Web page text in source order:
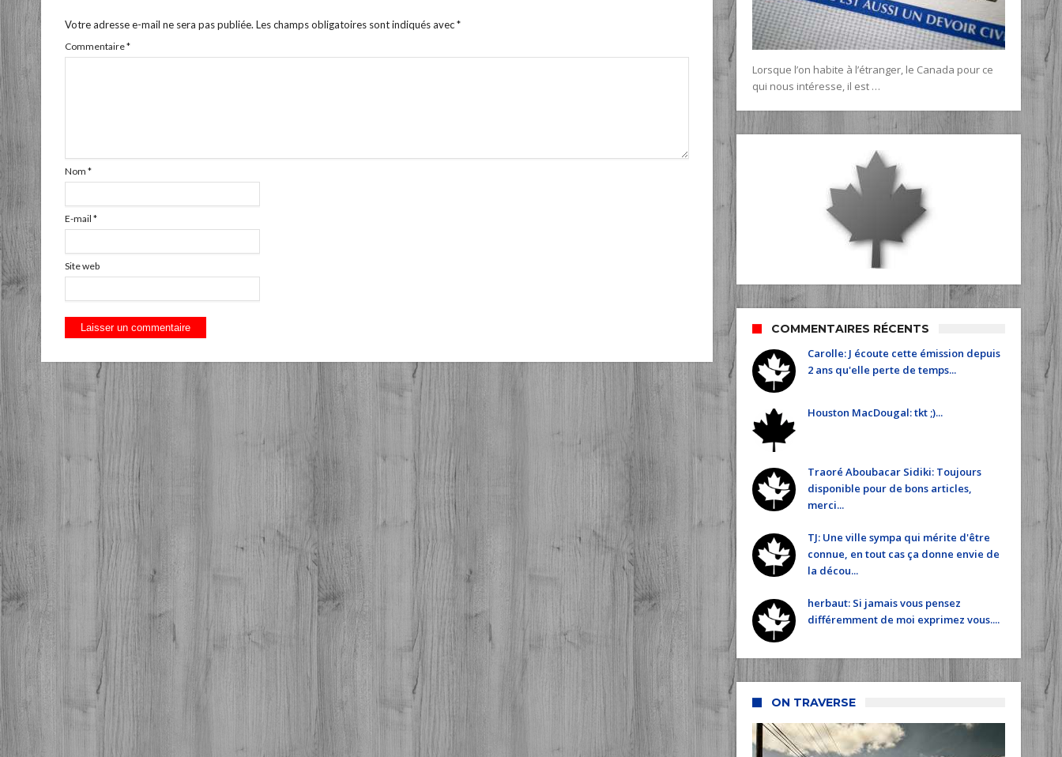
Votre adresse e-mail ne sera pas publiée. Les champs obligatoires sont indiqués avec*
Commentaire*
Nom *
E-mail *
Site web
Lorsque l’on habite à l’étranger, le Canada pour ce
qui nous intéresse, il est …
COMMENTAIRES RÉCENTS
Carolle: J écoute cette émission depuis
2 ans qu'elle perte de temps...
Houston MacDougal: tkt ;)...
Traoré Aboubacar Sidiki: Toujours
disponible pour de bons articles,
merci...
TJ: Une ville sympa qui mérite d'être
connue, en tout cas ça donne envie de
la décou...
herbaut: Si jamais vous pensez
différemment de moi exprimez vous....
ON TRAVERSE